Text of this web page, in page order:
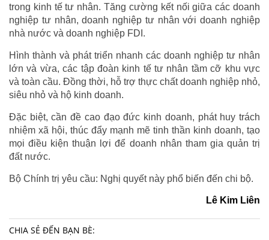
trong kinh tế tư nhân. Tăng cường kết nối giữa các doanh
nghiệp tư nhân, doanh nghiệp tư nhân với doanh nghiệp
nhà nước và doanh nghiệp FDI.
Hình thành và phát triển nhanh các doanh nghiệp tư nhân
lớn và vừa, các tập đoàn kinh tế tư nhân tầm cỡ khu vực
và toàn cầu. Đồng thời, hỗ trợ thực chất doanh nghiệp nhỏ,
siêu nhỏ và hộ kinh doanh.
Đặc biệt, cần đề cao đạo đức kinh doanh, phát huy trách
nhiệm xã hội, thúc đẩy mạnh mẽ tinh thần kinh doanh, tạo
mọi điều kiện thuận lợi để doanh nhân tham gia quản trị
đất nước.
Bộ Chính trị yêu cầu: Nghị quyết này phổ biến đến chi bộ.
Lê Kim Liên
CHIA SẺ ĐẾN BẠN BÈ: